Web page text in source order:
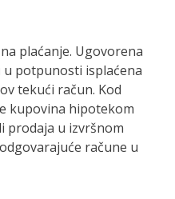
plaćanje. Ugovorena
u potpunosti isplaćena
tekući račun. Kod
kupovina hipotekom
prodaja u izvršnom
račune u